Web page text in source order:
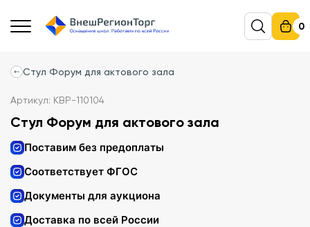
0
Стул Форум для актового зала
Артикул: КВР-110104
Стул Форум для актового зала
Поставим без предоплаты
Соответствует ФГОС
Документы для аукциона
Доставка по всей России